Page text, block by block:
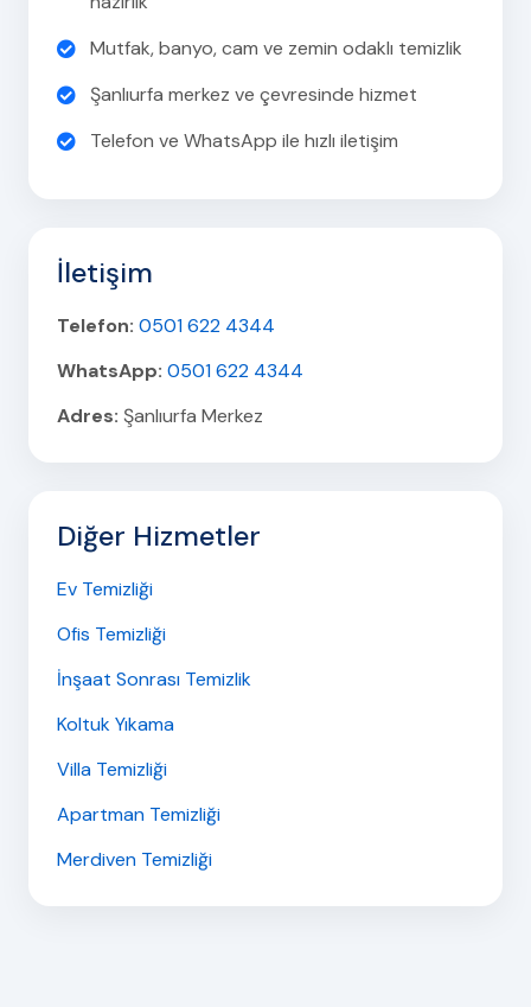
Mutfak, banyo, cam ve zemin odaklı temizlik
Şanlıurfa merkez ve çevresinde hizmet
Telefon ve WhatsApp ile hızlı iletişim
İletişim
Telefon: 0501 622 4344
WhatsApp: 0501 622 4344
Adres: Şanlıurfa Merkez
Diğer Hizmetler
Ev Temizliği
Ofis Temizliği
İnşaat Sonrası Temizlik
Koltuk Yıkama
Villa Temizliği
Apartman Temizliği
Merdiven Temizliği